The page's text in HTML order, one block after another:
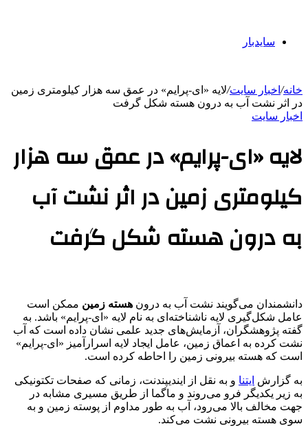
سایدبار
خانه/ اخبار سایت/لایه «ای-‌پرایم» در عمق سه هزار کیلومتری زمین
در اثر نشت آب به درون هسته شکل گرفت
اخبار سایت
لایه «ای-‌پرایم» در عمق سه هزار
کیلومتری زمین در اثر نشت آب
به درون هسته شکل گرفت
دانشمندان می‌گویند نشت آب به درون هسته زمین ممکن است
عامل شکل‌گیری لایه ناشناخته‌ای به نام لایه «ای-‌پرایم» باشد. به
گفته پژوهشگران، آزمایش‌های جدید علمی نشان داده است که آب
نشت ‌کرده به اعماق زمین، عامل ایجاد لایه اسرارآمیز «ای-‌پرایم»
است که هسته بیرونی زمین را احاطه کرده است.
به گزارش ایتنا و به نقل از ایندیپندنت، زمانی که صفحات تکتونیکی
به زیر یکدیگر فرو می‌روند و ماگما از طریق مسیری مشابه در
جهت مخالف بالا می‌رود، آب به طور مداوم از پوسته زمین و به
سوی هسته بیرونی نشت می‌کند.